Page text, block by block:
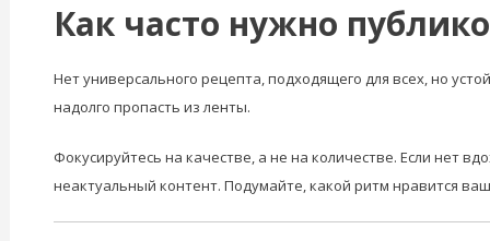
Как часто нужно
Нет универсального рецепта, подходящего для всех, но
надолго пропасть из ленты.
Фокусируйтесь на качестве, а не на количестве. Если нет
неактуальный контент. Подумайте, какой ритм нравится